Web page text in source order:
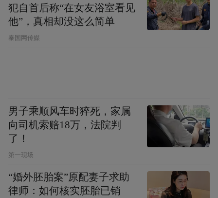
犯自首后称“在女友浴室看见
他”，真相却没这么简单
泰国网传媒
男子乘顺风车时猝死，家属
向司机索赔18万，法院判
了！
第一现场
“婚外胚胎案”原配妻子求助
律师：如何核实胚胎已销